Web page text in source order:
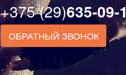
+375 (29)635-09-
ОБРАТНЫЙ ЗВОНОК